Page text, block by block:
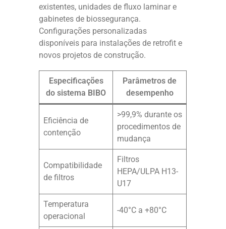
existentes, unidades de fluxo laminar e
gabinetes de biossegurança.
Configurações personalizadas
disponíveis para instalações de retrofit e
novos projetos de construção.
Especificações
do sistema BIBO
Parâmetros de
desempenho
Eficiência de
contenção
>99,9% durante os
procedimentos de
mudança
Compatibilidade
de filtros
Filtros
HEPA/ULPA H13-
U17
Temperatura
operacional
-40°C a +80°C